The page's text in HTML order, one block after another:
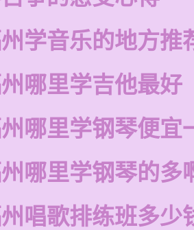
学音乐的地方推
哪里学吉他最好
哪里学钢琴便宜
哪里学钢琴的多
唱歌排练班多少